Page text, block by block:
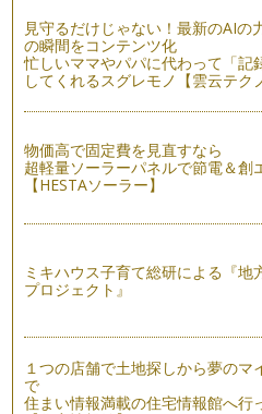
ウインナーで作る！ミニサイズの
可愛いお弁当を作りたいけど、
とい…
スーパーの店頭にスイカが並び
コロコロのウインナーのクマさん
お弁当の蓋を開ける瞬間って
朝は忙しくてバタバタしますよ
可愛いお弁当を作ろうと思った
といけないかな？と思っている
子どものお弁当は子どもに合わ
見守るだけじゃない！最新のAIの
の瞬間をコンテンツ化
忙しいママやパパに代わって「記
してくれるスグレモノ【雲云テク
物価高で固定費を見直すなら
超軽量ソーラーパネルで節電＆創
【HESTAソーラー】
ミキハウス子育て総研による『地
プロジェクト』
１つの店舗で土地探しから夢のマ
で
住まい情報満載の住宅情報館へ行